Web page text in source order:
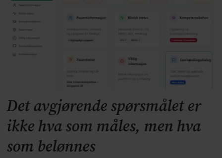
Det avgjørende spørsmålet er
ikke hva som måles, men hva
som belønnes